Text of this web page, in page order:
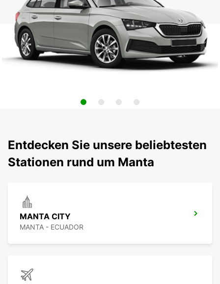
Entdecken Sie unsere beliebtesten
Stationen rund um Manta
MANTA CITY
MANTA - ECUADOR